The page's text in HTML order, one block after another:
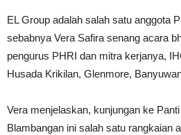
EL Group adalah salah satu anggota
sebabnya Vera Safira senang acara
pengurus PHRI dan mitra kerjanya,
Husada Krikilan, Glenmore,
Vera menjelaskan, kunjungan ke
Blambangan ini salah satu rangkaian